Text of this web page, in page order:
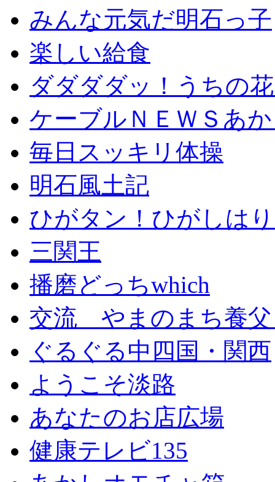
みんな元気だ明石っ子
楽しい給食
ダダダダッ！うちの
ケーブルＮＥＷＳあ
毎日スッキリ体操
明石風土記
ひがタン！ひがしは
三関王
播磨どっちwhich
交流 やまのまち養父
ぐるぐる中四国・関西
ようこそ淡路
あなたのお店広場
健康テレビ135